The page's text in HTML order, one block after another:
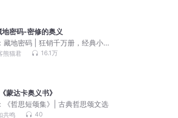
密码-密修的奥义
藏地密码 | 狂销千万册，经典小
剧（有声的紫襟力荐）
熊猫君 16.1万
蒙达卡奥义书》
《哲思短颂集》| 古典哲思颂文选
共鸣 40